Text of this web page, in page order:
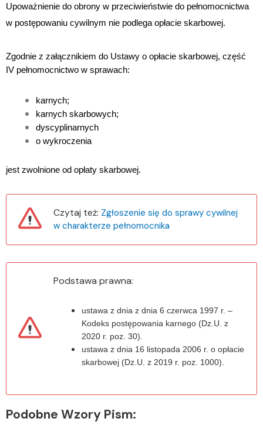
Upoważnienie do obrony w przeciwieństwie do pełnomocnictwa
w postępowaniu cywilnym nie podlega opłacie skarbowej.
Zgodnie z załącznikiem do Ustawy o opłacie skarbowej, część
IV pełnomocnictwo w sprawach:
karnych;
karnych skarbowych;
dyscyplinarnych
o wykroczenia
jest zwolnione od opłaty skarbowej.
Czytaj też: Zgłoszenie się do sprawy cywilnej
w charakterze pełnomocnika
Podstawa prawna:
ustawa z dnia z dnia 6 czerwca 1997 r. –
Kodeks postępowania karnego (Dz.U. z
2020 r. poz. 30).
ustawa z dnia 16 listopada 2006 r. o opłacie
skarbowej (Dz.U. z 2019 r. poz. 1000).
Podobne Wzory Pism: